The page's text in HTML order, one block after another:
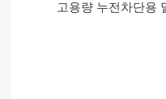
고용량 누전차단용